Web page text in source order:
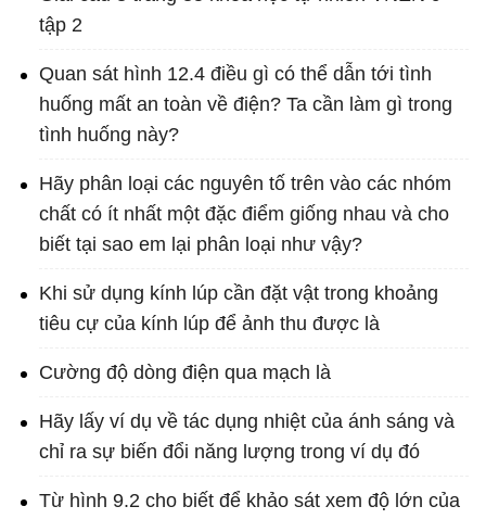
tập 2
Quan sát hình 12.4 điều gì có thể dẫn tới tình
huống mất an toàn về điện? Ta cần làm gì trong
tình huống này?
Hãy phân loại các nguyên tố trên vào các nhóm
chất có ít nhất một đặc điểm giống nhau và cho
biết tại sao em lại phân loại như vậy?
Khi sử dụng kính lúp cần đặt vật trong khoảng
tiêu cự của kính lúp để ảnh thu được là
Cường độ dòng điện qua mạch là
Hãy lấy ví dụ về tác dụng nhiệt của ánh sáng và
chỉ ra sự biến đổi năng lượng trong ví dụ đó
Từ hình 9.2 cho biết để khảo sát xem độ lớn của